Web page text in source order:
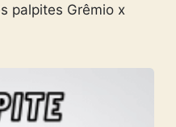
palpites Grêmio x